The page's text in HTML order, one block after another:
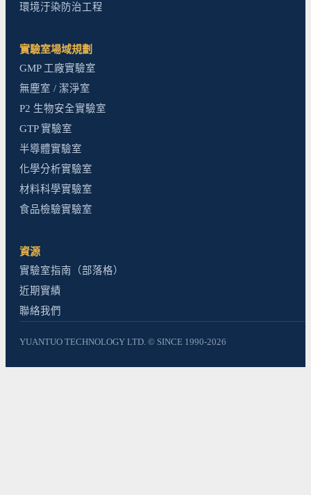
環境汙染防治工程
實驗室場域規劃
GMP 工廠實驗室
無塵室 / 潔淨室
P2 生物安全實驗室
GTP 實驗室
半導體實驗室
化學分析實驗室
材料科學實驗室
食品檢驗實驗室
資源
實驗室指南（部落格）
近期實績
聯絡我們
YUANTUO TECHNOLOGY LTD. © SINCE 1990-2026